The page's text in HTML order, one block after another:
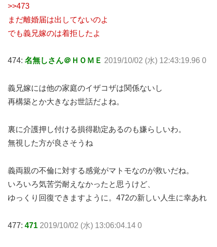
>>473
まだ離婚届は出してないのよ
でも義兄嫁のは着拒したよ
474: 名無しさん＠ＨＯＭＥ 2019/10/02 (水) 12:43:19.96 0
義兄嫁には他の家庭のイザコザは関係ないし
再構築とか大きなお世話だよね。
裏に介護押し付ける損得勘定あるのも嫌らしいわ。
無視した方が良さそうね
義両親の不倫に対する感覚がマトモなのが救いだね。
いろいろ気苦労耐えなかったと思うけど、
ゆっくり回復できますように。472の新しい人生に幸あれ
477: 471 2019/10/02 (水) 13:06:04.14 0